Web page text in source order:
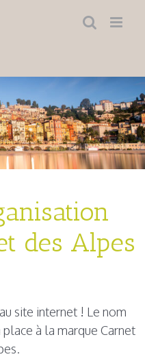
des Alpes
site internet ! Le nom
à la marque Carnet